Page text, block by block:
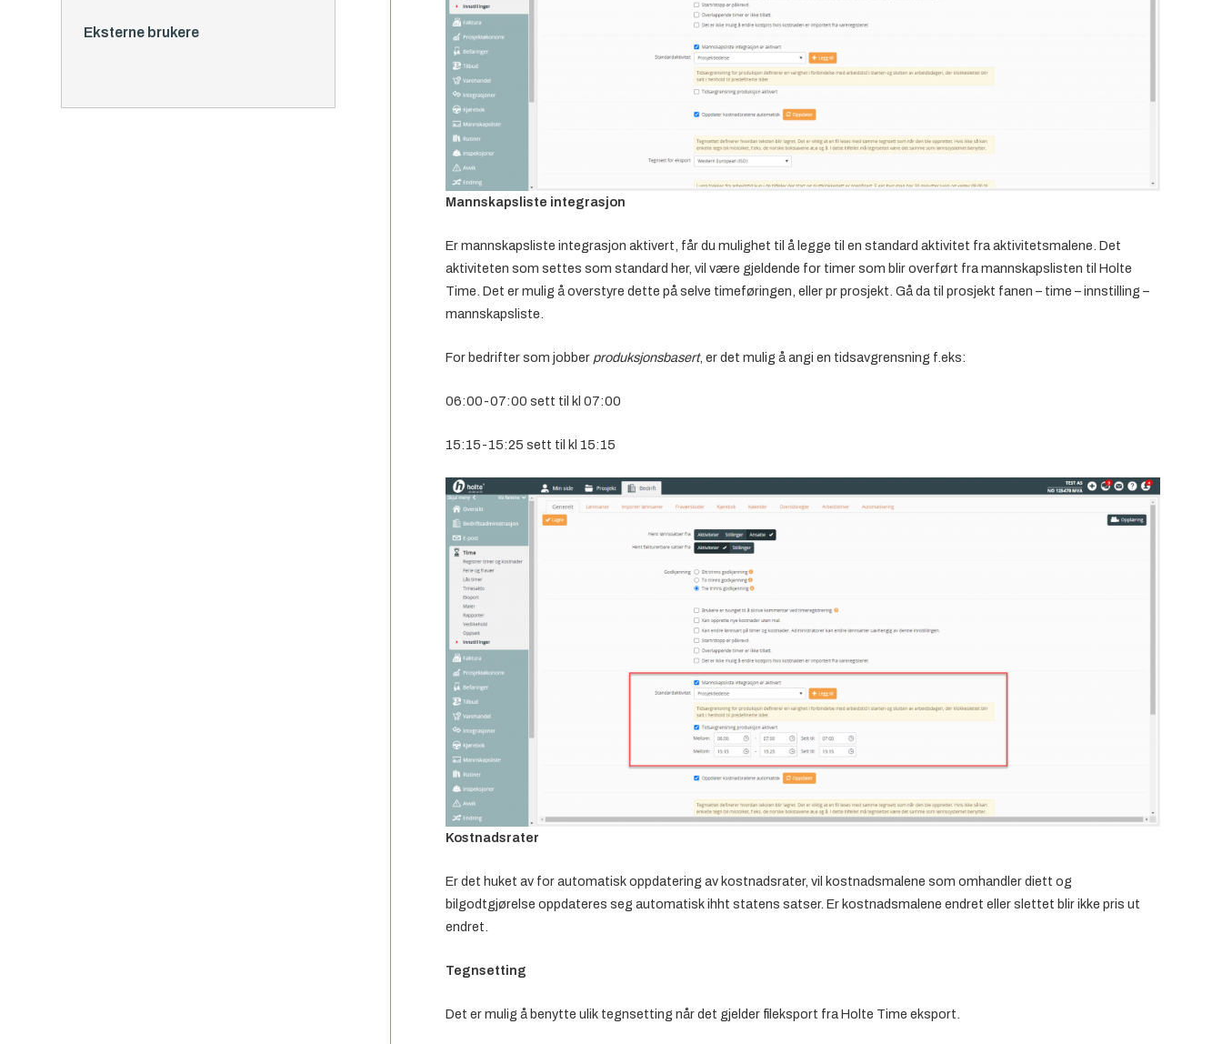
Eksterne brukere
Mannskapsliste integrasjon
Er mannskapsliste integrasjon aktivert, får du mulighet til å legge til en standard aktivitet fra aktivitetsmalene. Det
aktiviteten som settes som standard her, vil være gjeldende for timer som blir overført fra mannskapslisten til Holte
Time. Det er mulig å overstyre dette på selve timeføringen, eller pr prosjekt. Gå da til prosjekt fanen – time – innstilling –
mannskapsliste.
For bedrifter som jobber produksjonsbasert, er det mulig å angi en tidsavgrensning f.eks:
06:00-07:00 sett til kl 07:00
15:15-15:25 sett til kl 15:15
Kostnadsrater
Er det huket av for automatisk oppdatering av kostnadsrater, vil kostnadsmalene som omhandler diett og
bilgodtgjørelse oppdateres seg automatisk ihht statens satser. Er kostnadsmalene endret eller slettet blir ikke pris ut
endret.
Tegnsetting
Det er mulig å benytte ulik tegnsetting når det gjelder fileksport fra Holte Time eksport.